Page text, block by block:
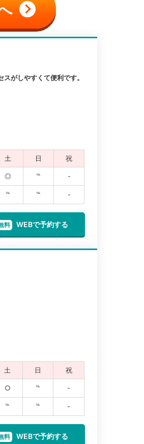
がしやすくて便利です。
土 日 祝
◎ ℡ -
℡ ℡ -
料 WEBで予約する
土 日 祝
○ ℡ -
℡ ℡ -
料 WEBで予約する